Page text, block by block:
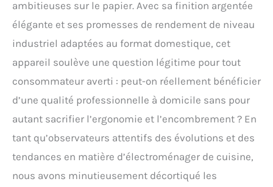
ambitieuses sur le papier. Avec sa finition argentée
élégante et ses promesses de rendement de niveau
industriel adaptées au format domestique, cet
appareil soulève une question légitime pour tout
consommateur averti : peut-on réellement bénéficier
d’une qualité professionnelle à domicile sans pour
autant sacrifier l’ergonomie et l’encombrement ? En
tant qu’observateurs attentifs des évolutions et des
tendances en matière d’électroménager de cuisine,
nous avons minutieusement décortiqué les